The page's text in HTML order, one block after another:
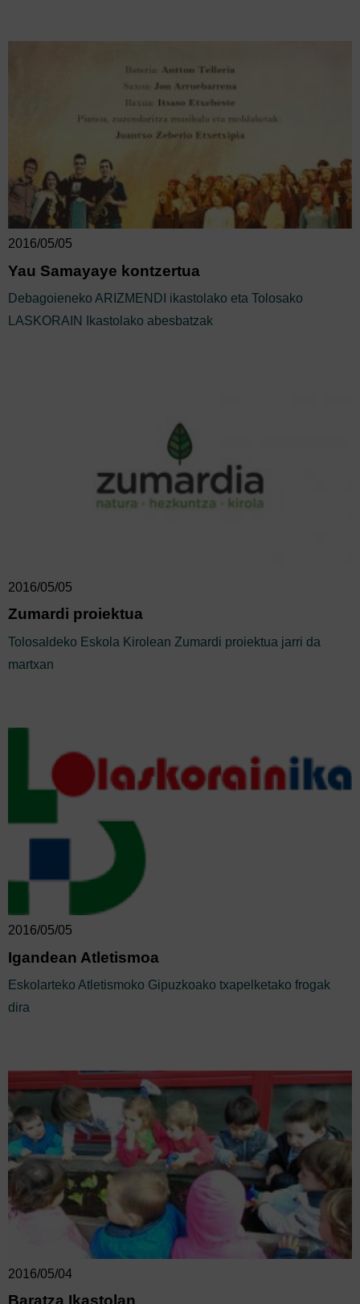
2016/05/05
Yau Samayaye kontzertua
Debagoieneko ARIZMENDI ikastolako eta Tolosako
LASKORAIN Ikastolako abesbatzak
2016/05/05
Zumardi proiektua
Tolosaldeko Eskola Kirolean Zumardi proiektua jarri da
martxan
2016/05/05
Igandean Atletismoa
Eskolarteko Atletismoko Gipuzkoako txapelketako frogak
dira
2016/05/04
Baratza Ikastolan